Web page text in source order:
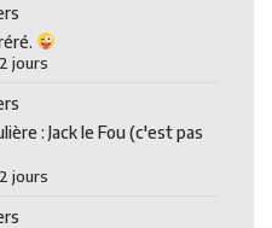
jours
: Jack le Fou (c'est pas
jours